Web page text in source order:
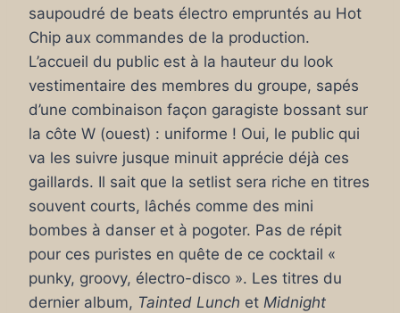
saupoudré de beats électro empruntés au Hot
Chip aux commandes de la production.
L’accueil du public est à la hauteur du look
vestimentaire des membres du groupe, sapés
d’une combinaison façon garagiste bossant sur
la côte W (ouest) : uniforme ! Oui, le public qui
va les suivre jusque minuit apprécie déjà ces
gaillards. Il sait que la setlist sera riche en titres
souvent courts, lâchés comme des mini
bombes à danser et à pogoter. Pas de répit
pour ces puristes en quête de ce cocktail «
punky, groovy, électro-disco ». Les titres du
dernier album, Tainted Lunch et Midnight